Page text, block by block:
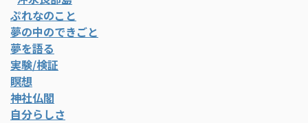
ぷれなのこと
夢の中のできごと
夢を語る
実験/検証
瞑想
神社仏閣
自分らしさ